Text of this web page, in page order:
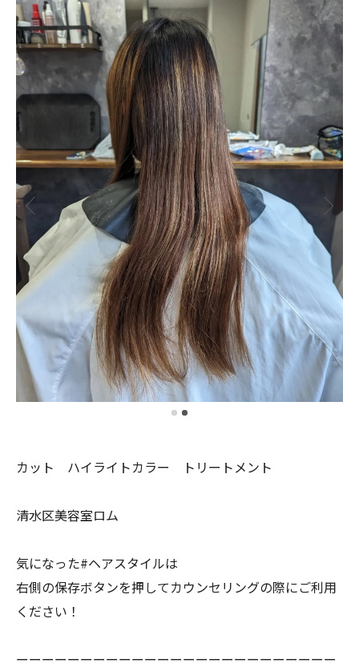
カット ハイライトカラー トリートメント
清水区美容室ロム
気になった#ヘアスタイルは
右側の保存ボタンを押してカウンセリングの際にご利用
ください！
ーーーーーーーーーーーーーーーーーーーーーーーーー